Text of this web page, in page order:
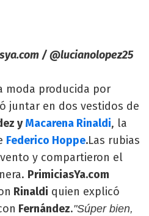
/ @lucianolopez25
moda producida por
juntar en dos vestidos de
yMacarena Rinaldi, la
Federico Hoppe.Las rubias
y compartieron el
PrimiciasYa.com
Rinaldi quien explicó
Fernández."Súper bien,